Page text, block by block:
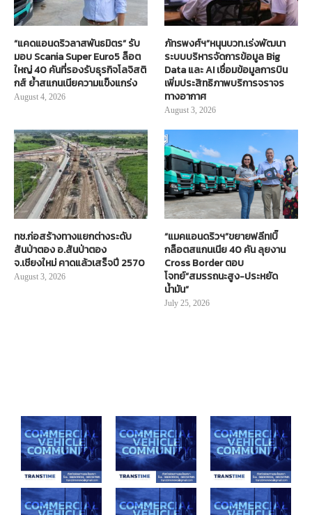
“แคดแอนดริวลาสพันธมิตร” รับ
มอบ Scania Super Euro5 ล็อต
ใหญ่ 40 คันที่รองรับธุรกิจโลจิสติ
กส์ ย้ำสแกนเนียความแข็งแกร่ง
August 4, 2026
ภัทรพงศ์ฯ”หนุนบวท.เร่งพัฒนา
ระบบบริหารจัดการข้อมูล Big
Data และ AI เชื่อมข้อมูลการบิน
เพิ่มประสิทธิภาพบริการจราจร
ทางอากาศ
August 3, 2026
ทช.ก่อสร้างทางแยกต่างระดับ
สันป่าตอง อ.สันป่าตอง
จ.เชียงใหม่ คาดแล้วเสร็จปี 2570
August 3, 2026
“แมคแอนดริวฯ”ขยายฟลีท!บิ๊
กล็อตสแกนเนีย 40 คัน ลุยงาน
Cross Border ตอบ
โจทย์“สมรรถนะสูง-ประหยัด
น้ำมัน”
July 25, 2026